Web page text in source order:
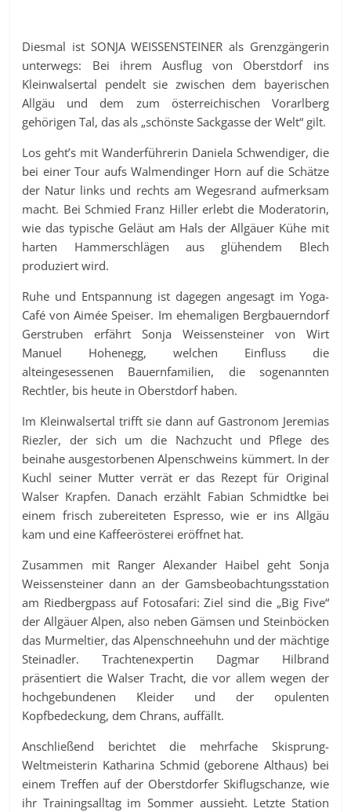
Diesmal ist SONJA WEISSENSTEINER als Grenzgängerin
unterwegs: Bei ihrem Ausflug von Oberstdorf ins
Kleinwalsertal pendelt sie zwischen dem bayerischen
Allgäu und dem zum österreichischen Vorarlberg
gehörigen Tal, das als „schönste Sackgasse der Welt“ gilt.
Los geht’s mit Wanderführerin Daniela Schwendiger, die
bei einer Tour aufs Walmendinger Horn auf die Schätze
der Natur links und rechts am Wegesrand aufmerksam
macht. Bei Schmied Franz Hiller erlebt die Moderatorin,
wie das typische Geläut am Hals der Allgäuer Kühe mit
harten Hammerschlägen aus glühendem Blech
produziert wird.
Ruhe und Entspannung ist dagegen angesagt im Yoga-
Café von Aimée Speiser. Im ehemaligen Bergbauerndorf
Gerstruben erfährt Sonja Weissensteiner von Wirt
Manuel Hohenegg, welchen Einfluss die
alteingesessenen Bauernfamilien, die sogenannten
Rechtler, bis heute in Oberstdorf haben.
Im Kleinwalsertal trifft sie dann auf Gastronom Jeremias
Riezler, der sich um die Nachzucht und Pflege des
beinahe ausgestorbenen Alpenschweins kümmert. In der
Kuchl seiner Mutter verrät er das Rezept für Original
Walser Krapfen. Danach erzählt Fabian Schmidtke bei
einem frisch zubereiteten Espresso, wie er ins Allgäu
kam und eine Kaffeerösterei eröffnet hat.
Zusammen mit Ranger Alexander Haibel geht Sonja
Weissensteiner dann an der Gamsbeobachtungsstation
am Riedbergpass auf Fotosafari: Ziel sind die „Big Five“
der Allgäuer Alpen, also neben Gämsen und Steinböcken
das Murmeltier, das Alpenschneehuhn und der mächtige
Steinadler. Trachtenexpertin Dagmar Hilbrand
präsentiert die Walser Tracht, die vor allem wegen der
hochgebundenen Kleider und der opulenten
Kopfbedeckung, dem Chrans, auffällt.
Anschließend berichtet die mehrfache Skisprung-
Weltmeisterin Katharina Schmid (geborene Althaus) bei
einem Treffen auf der Oberstdorfer Skiflugschanze, wie
ihr Trainingsalltag im Sommer aussieht. Letzte Station